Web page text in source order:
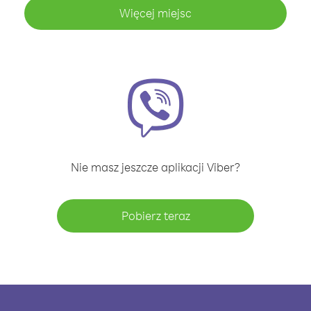
Więcej miejsc
Nie masz jeszcze aplikacji Viber?
Pobierz teraz